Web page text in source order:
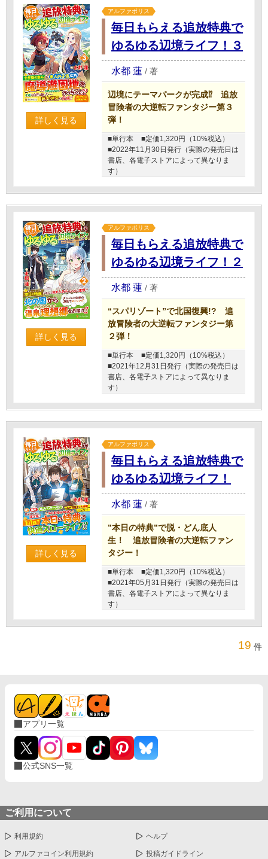
詳しく見る
アルファポリス
毎日もらえる追放特典で
ゆるゆる辺境ライフ！３
水都 蓮 / 著
辺境にテーマパークが完成⁉ 追放
冒険者の大逆転ファンタジー第３
弾！
■単行本
■定価1,320円（10%税込）
■2022年11月30日発行（実際の発売日は
書店、各電子ストアによって異なりま
す）
詳しく見る
アルファポリス
毎日もらえる追放特典で
ゆるゆる辺境ライフ！２
水都 蓮 / 著
“スパリゾート”で北国復興!? 追
放冒険者の大逆転ファンタジー第
２弾！
■単行本
■定価1,320円（10%税込）
■2021年12月31日発行（実際の発売日は
書店、各電子ストアによって異なりま
す）
詳しく見る
アルファポリス
毎日もらえる追放特典で
ゆるゆる辺境ライフ！
水都 蓮 / 著
”本日の特典”で脱・どん底人
生！ 追放冒険者の大逆転ファン
タジー！
■単行本
■定価1,320円（10%税込）
■2021年05月31日発行（実際の発売日は
書店、各電子ストアによって異なりま
す）
19 件
アプリ一覧
公式SNS一覧
ご利用について
利用規約 ヘルプ
アルファコイン利用規約 投稿ガイドライン